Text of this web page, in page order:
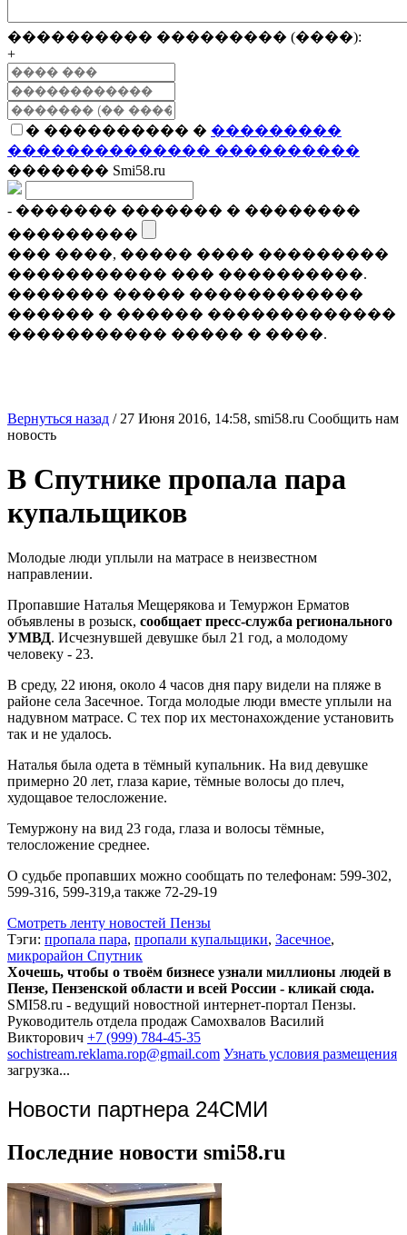
���������� ��������� (����):
+
� ���������� � ���������
�������������� ����������
������� Smi58.ru
- ������� ������� � ��������
���������
��� ����, ����� ���� ���������
����������� ��� ����������.
������� ����� ������������
������ � ������ �������������
����������� ����� � ����.
Вернуться назад / 27 Июня 2016, 14:58, smi58.ru Сообщить нам
новость
В Спутнике пропала пара
купальщиков
Молодые люди уплыли на матрасе в неизвестном
направлении.
Пропавшие Наталья Мещерякова и Темуржон Ерматов
объявлены в розыск, сообщает пресс-служба регионального
УМВД. Исчезнувшей девушке был 21 год, а молодому
человеку - 23.
В среду, 22 июня, около 4 часов дня пару видели на пляже в
районе села Засечное. Тогда молодые люди вместе уплыли на
надувном матрасе. С тех пор их местонахождение установить
так и не удалось.
Наталья была одета в тёмный купальник. На вид девушке
примерно 20 лет, глаза карие, тёмные волосы до плеч,
худощавое телосложение.
Темуржону на вид 23 года, глаза и волосы тёмные,
телосложение среднее.
О судьбе пропавших можно сообщать по телефонам: 599-302,
599-316, 599-319,а также 72-29-19
Смотреть ленту новостей Пензы
Тэги: пропала пара, пропали купальщики, Засечное,
микрорайон Спутник
Хочешь, чтобы о твоём бизнесе узнали миллионы людей в
Пензе, Пензенской области и всей России - кликай сюда.
SMI58.ru - ведущий новостной интернет-портал Пензы.
Руководитель отдела продаж Самохвалов Василий
Викторович +7 (999) 784-45-35
sochistream.reklama.rop@gmail.com Узнать условия размещения
загрузка...
Новости партнера 24СМИ
Последние новости smi58.ru